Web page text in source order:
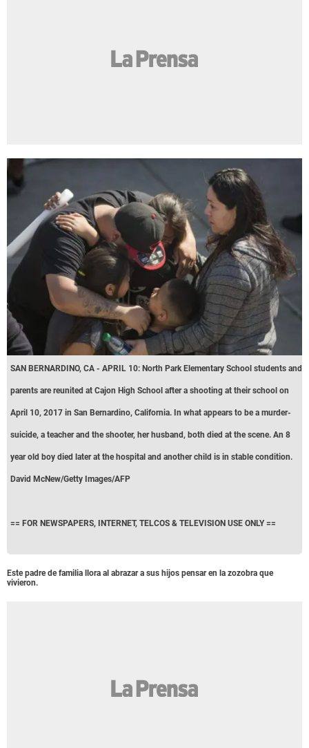
SAN BERNARDINO, CA - APRIL 10: North Park Elementary School students and
parents are reunited at Cajon High School after a shooting at their school on
April 10, 2017 in San Bernardino, California. In what appears to be a murder-
suicide, a teacher and the shooter, her husband, both died at the scene. An 8
year old boy died later at the hospital and another child is in stable condition.
David McNew/Getty Images/AFP
== FOR NEWSPAPERS, INTERNET, TELCOS & TELEVISION USE ONLY ==
Este padre de familia llora al abrazar a sus hijos pensar en la zozobra que
vivieron.